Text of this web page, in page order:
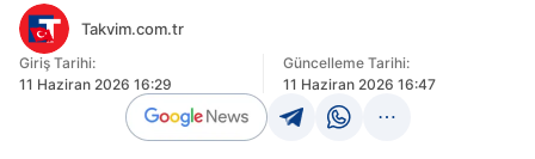
Takvim.com.tr
Giriş Tarihi:
11 Haziran 2026 16:29
Güncelleme Tarihi:
11 Haziran 2026 16:47